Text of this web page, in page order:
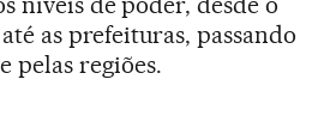
as prefeituras, passando
pelas regiões.